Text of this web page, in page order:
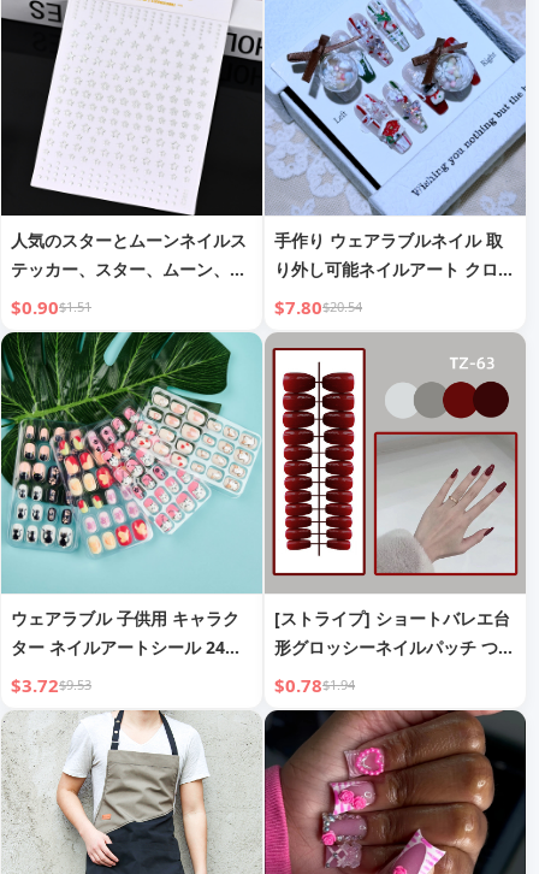
人気のスターとムーンネイルス
テッカー、スター、ムーン、
羽、翼のデザイン。バックアド
hesiveセルフアドhesiveネイル
アートデコレーションデカール
$0.90$1.51
手作り ウェアラブルネイル 取
り外し可能ネイルアート クロス
ボーダー ヨーロピアン＆アメリ
カンネイル
$7.80$20.54
ウェアラブル 子供用 キャラク
ター ネイルアートシール 24枚
入り
$3.72$9.53
[ストライプ] ショートバレエ台
形グロッシーネイルパッチ つけ
爪 完成品 24枚入り 装着可能な
ネイルアートツール ネイルチッ
$0.78$1.94